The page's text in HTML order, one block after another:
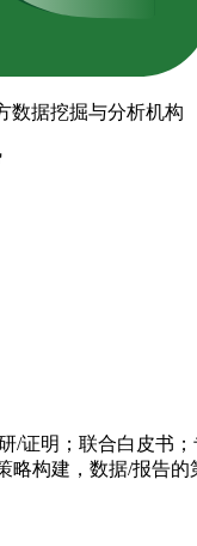
数据挖掘与分析机构
/证明；联合白皮书
构建，数据/报告的